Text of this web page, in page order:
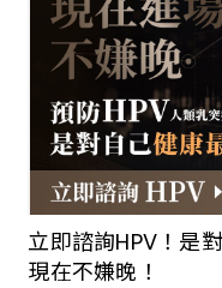
立即諮詢HPV！是
現在不嫌晚！